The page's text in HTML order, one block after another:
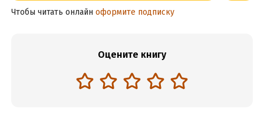
Чтобы читать онлайн оформите подписку
Оцените книгу